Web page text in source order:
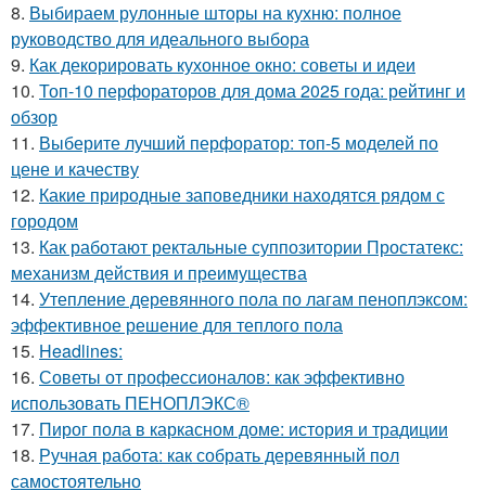
8. Выбираем рулонные шторы на кухню: полное
руководство для идеального выбора
9. Как декорировать кухонное окно: советы и идеи
10. Топ-10 перфораторов для дома 2025 года: рейтинг и
обзор
11. Выберите лучший перфоратор: топ-5 моделей по
цене и качеству
12. Какие природные заповедники находятся рядом с
городом
13. Как работают ректальные суппозитории Простатекс:
механизм действия и преимущества
14. Утепление деревянного пола по лагам пеноплэксом:
эффективное решение для теплого пола
15. Headlines:
16. Советы от профессионалов: как эффективно
использовать ПЕНОПЛЭКС®
17. Пирог пола в каркасном доме: история и традиции
18. Ручная работа: как собрать деревянный пол
самостоятельно